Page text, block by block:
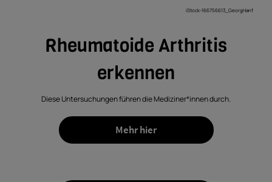
iStock-166756613_GeorgHanf
Rheumatoide Arthritis
erkennen
Diese Untersuchungen führen die Mediziner*innen durch.
Mehr hier